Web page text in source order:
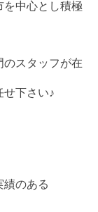
を中心とし積極
のスタッフが在
せ下さい♪
績のある